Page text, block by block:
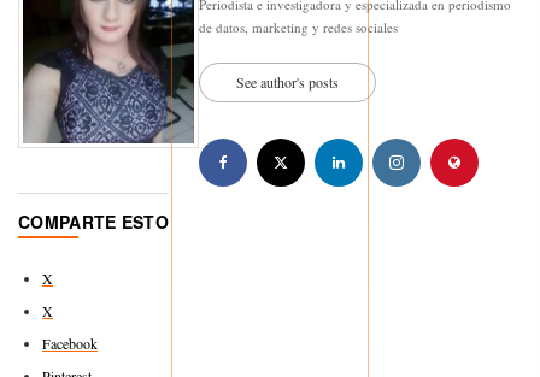
Periodista e investigadora y especializada en periodismo
de datos, marketing y redes sociales
See author's posts
COMPARTE ESTO
X
X
Facebook